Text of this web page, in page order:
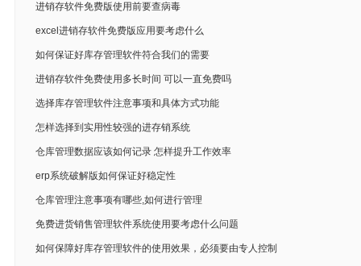
进销存软件免费版使用前要查病毒
excel进销存软件免费版应用要考虑什么
如何保证好库存管理软件符合我们的需要
进销存软件免费使用多长时间 可以一直免费吗
选择库存管理软件注意事项和具体方式功能
怎样选择到实用性较强的进存销系统
仓库管理数据应该如何记录 怎样提升工作效率
erp系统破解版如何保证好稳定性
仓库管理注意事项有哪些,如何进行管理
免费进货销售管理软件系统使用要考虑什么问题
如何保障好库存管理软件的使用效果，必须要由专人控制